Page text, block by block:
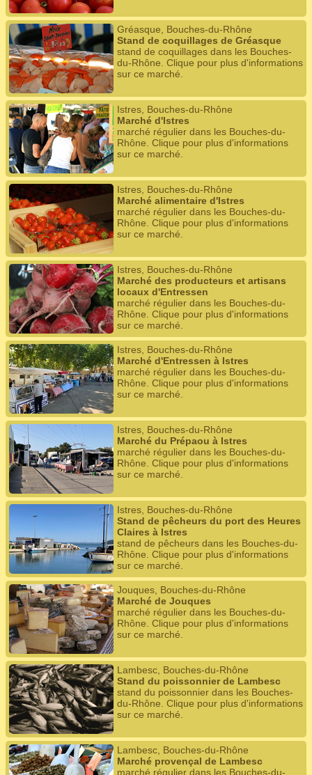
Gréasque, Bouches-du-Rhône
Stand de coquillages de Gréasque
stand de coquillages dans les Bouches-
du-Rhône. Clique pour plus d'informations
sur ce marché.
Istres, Bouches-du-Rhône
Marché d'Istres
marché régulier dans les Bouches-du-
Rhône. Clique pour plus d'informations
sur ce marché.
Istres, Bouches-du-Rhône
Marché alimentaire d'Istres
marché régulier dans les Bouches-du-
Rhône. Clique pour plus d'informations
sur ce marché.
Istres, Bouches-du-Rhône
Marché des producteurs et artisans
locaux d'Entressen
marché régulier dans les Bouches-du-
Rhône. Clique pour plus d'informations
sur ce marché.
Istres, Bouches-du-Rhône
Marché d'Entressen à Istres
marché régulier dans les Bouches-du-
Rhône. Clique pour plus d'informations
sur ce marché.
Istres, Bouches-du-Rhône
Marché du Prépaou à Istres
marché régulier dans les Bouches-du-
Rhône. Clique pour plus d'informations
sur ce marché.
Istres, Bouches-du-Rhône
Stand de pêcheurs du port des Heures
Claires à Istres
stand de pêcheurs dans les Bouches-du-
Rhône. Clique pour plus d'informations
sur ce marché.
Jouques, Bouches-du-Rhône
Marché de Jouques
marché régulier dans les Bouches-du-
Rhône. Clique pour plus d'informations
sur ce marché.
Lambesc, Bouches-du-Rhône
Stand du poissonnier de Lambesc
stand du poissonnier dans les Bouches-
du-Rhône. Clique pour plus d'informations
sur ce marché.
Lambesc, Bouches-du-Rhône
Marché provençal de Lambesc
marché régulier dans les Bouches-du-